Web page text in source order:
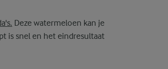
Deze watermeloen kan je
is snel en het eindresultaat